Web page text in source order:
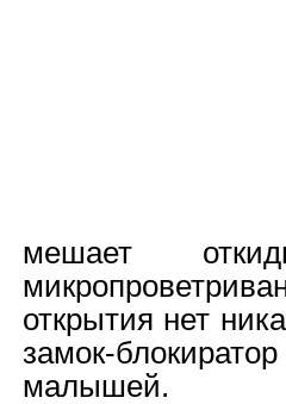
мешает
открытия нет
замок-
малышей.